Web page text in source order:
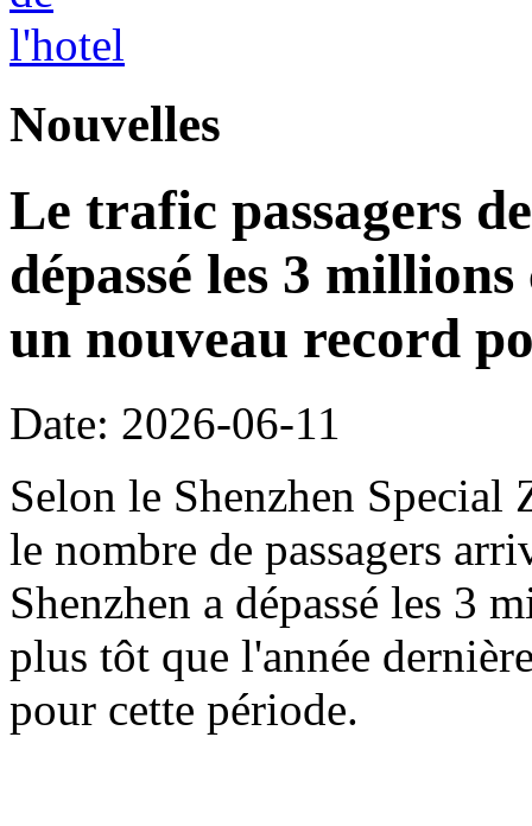
Nouvelles
Le trafic passagers
dépassé les 3
un nouveau record
Date: 2026-06-11
Selon le Shenzhen
le nombre de passagers
Shenzhen a dépassé les 3
plus tôt que l'année
pour cette période.